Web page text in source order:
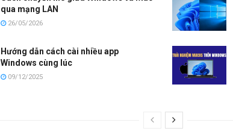
qua mạng LAN
26/05/2026
Hướng dẫn cách cài nhiều app
Windows cùng lúc
09/12/2025